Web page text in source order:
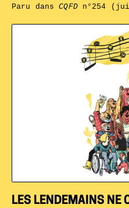
LES LENDEMAINS NE
Paru dansCQFDn°254